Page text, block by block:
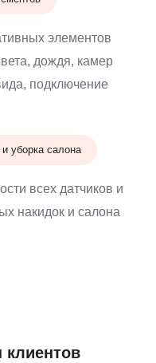
элементов
дождя, камер
подключение
уборка салона
всех датчиков и
накидок и салона